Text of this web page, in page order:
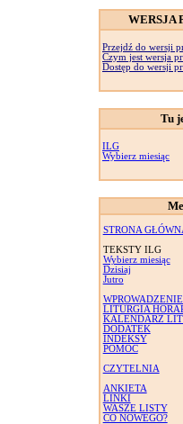
WERSJA
Przejdź do wersji
Czym jest wersja
Dostęp do wersji
Tu
ILG
Wybierz miesiąc
STRONA
TEKSTY ILG
Wybierz miesiąc
Dzisiaj
Jutro
LITURGIA
KALENDARZ
DODATEK
INDEKSY
POMOC
CZYTELNIA
ANKIETA
LINKI
WASZE LISTY
CO NOWEGO?